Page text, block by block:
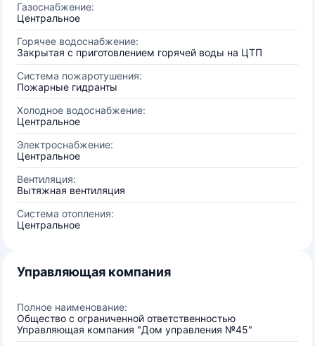
Газоснабжение:
Центральное
Горячее водоснабжение:
Закрытая с приготовлением горячей воды на ЦТП
Система пожаротушения:
Пожарные гидранты
Холодное водоснабжение:
Центральное
Электроснабжение:
Центральное
Вентиляция:
Вытяжная вентиляция
Система отопления:
Центральное
Управляющая компания
Полное наименование:
Общество с ограниченной ответственностью
Управляющая компания "Дом управления №45"